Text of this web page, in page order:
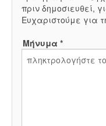
πριν δημοσιευθεί,
Ευχαριστούμε για
Μήνυμα *